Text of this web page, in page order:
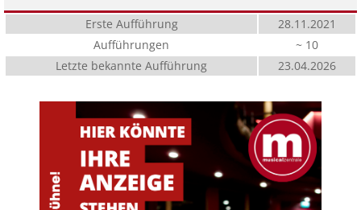
Erste Aufführung
28.11.2021
Aufführungen
~ 10
Letzte bekannte Aufführung
23.04.2026